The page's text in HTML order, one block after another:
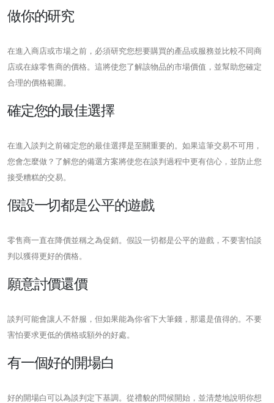
做你的研究
在進入商店或市場之前，必須研究您想要購買的產品或服務並比較不同商
店或在線零售商的價格。這將使您了解該物品的市場價值，並幫助您確定
合理的價格範圍。
確定您的最佳選擇
在進入談判之前確定您的最佳選擇是至關重要的。如果這筆交易不可用，
您會怎麼做？了解您的備選方案將使您在談判過程中更有信心，並防止您
接受糟糕的交易。
假設一切都是公平的遊戲
零售商一直在降價並稱之為促銷。假設一切都是公平的遊戲，不要害怕談
判以獲得更好的價格。
願意討價還價
談判可能會讓人不舒服，但如果能為你省下大筆錢，那還是值得的。不要
害怕要求更低的價格或額外的好處。
有一個好的開場白
好的開場白可以為談判定下基調。從禮貌的問候開始，並清楚地說明你想